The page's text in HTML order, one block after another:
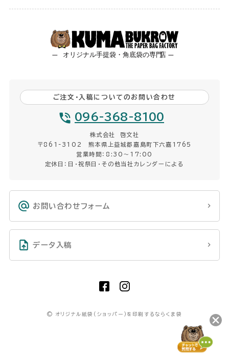
ご注文・入稿についてのお問い合わせ
096-368-8100
株式会社 啓文社
〒861-3102 熊本県上益城郡嘉島町下六嘉1765
営業時間：8:30〜17:00
定休日：日・祝祭日・その他当社カレンダーによる
お問い合わせフォーム
データ入稿
© オリジナル紙袋(ショッパー)を印刷するならくま袋